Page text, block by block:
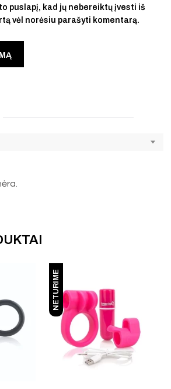
puslapį, kad jų nebereiktų įvesti iš
vėl norėsiu parašyti komentarą.
NETURIME